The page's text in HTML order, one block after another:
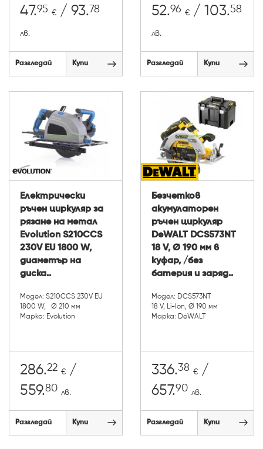
47.95 € / 93.78
лв.
Разгледай Купи
52.96 € / 103.58
лв.
Разгледай Купи
Електрически
ръчен циркуляр за
рязане на метал
Evolution S210CCS
230V EU 1800 W,
диаметър на
диска..
Модел: S210CCS 230V EU
1800 W, Ø 210 мм
Марка: Evolution
286.22 € /
559.80 лв.
Разгледай Купи
Безчетков
акумулаторен
ръчен циркуляр
DeWALT DCS573NT
18 V, Ø 190 мм в
куфар, /без
батерия и заряд..
Модел: DCS573NT
18 V, Li-Ion, Ø 190 мм
Марка: DeWALT
336.38 € /
657.90 лв.
Разгледай Купи